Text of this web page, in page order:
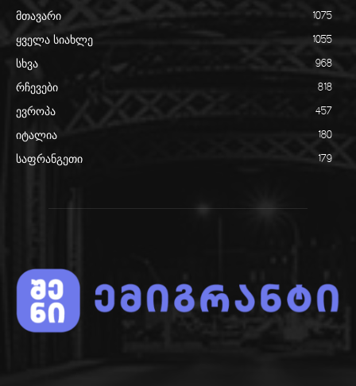
მთავარი 1075
ყველა სიახლე 1055
სხვა 968
რჩევები 818
ევროპა 457
იტალია 180
საფრანგეთი 179